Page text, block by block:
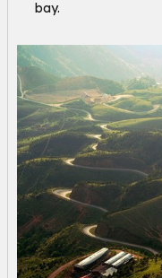
bay.